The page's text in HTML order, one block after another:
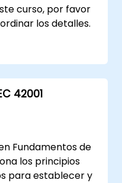
curso, por favor
los detalles.
42001
Fundamentos de
los principios
para establecer y